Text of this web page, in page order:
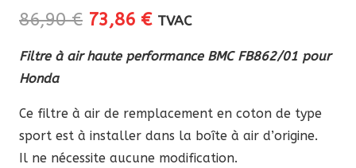
86,90€ Le
initial
86,90 €.
73,86 €Le
actuel
73,86 €.
TVAC
Filtre à air haute performance BMC FB862/01 pour
Honda
Ce filtre à air de remplacement en coton de type
sport est à installer dans la boîte à air d’origine.
Il ne nécessite aucune modification.